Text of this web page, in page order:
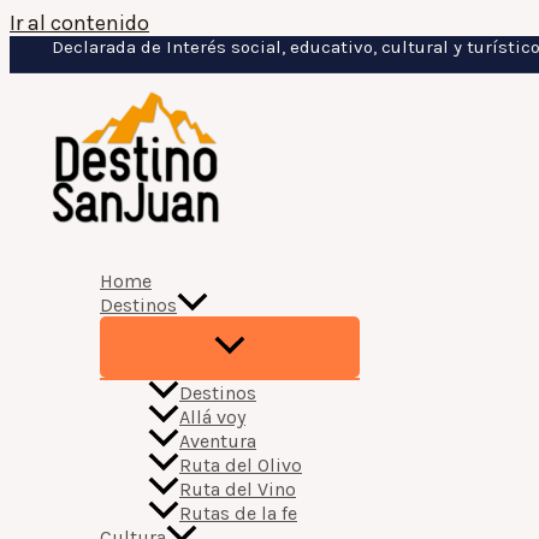
Ir al contenido
Declarada de Interés social, educativo, cultural y
Home
Destinos
Destinos
Allá voy
Aventura
Ruta del Olivo
Ruta del Vino
Rutas de la fe